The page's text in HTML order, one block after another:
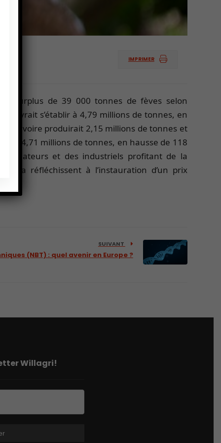
IMPRIMER
surplus de 39 000 tonnes de fèves selon
devrait s’établir à 4,79 millions de tonnes, en
d’Ivoire produirait 2,15 millions de tonnes et
à 4,71 millions de tonnes, en hausse de 118
et des industriels profitant de la
réfléchissent à l’instauration d’un prix
SUIVANT
(NBT) : quel avenir en Europe ?
Willagri!